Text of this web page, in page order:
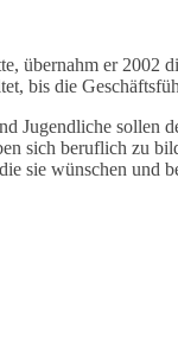
übernahm er
bis die
Jugendliche
sich beruflich zu
sie wünschen und